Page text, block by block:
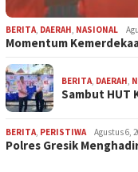
BERITA DAERAH NASIONAL
Momentum
BERITA DAERAH
Sambut HUT
BERITA PERISTIWA Agustus 6,
Polres Gresik